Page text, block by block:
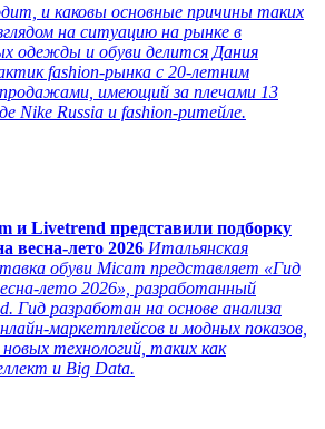
и каковы основные причины таких
на ситуацию на рынке в
одежды и обуви делится Дания
fashion-рынка с 20-летним
имеющий за плечами 13
Nike Russia и fashion-ритейле.
и Livetrend представили подборку
весна-лето 2026 Итальянская
обуви Micam представляет «Гид
лето 2026», разработанный
Гид разработан на основе анализа
маркетплейсов и модных показов,
технологий, таких как
и Big Data.